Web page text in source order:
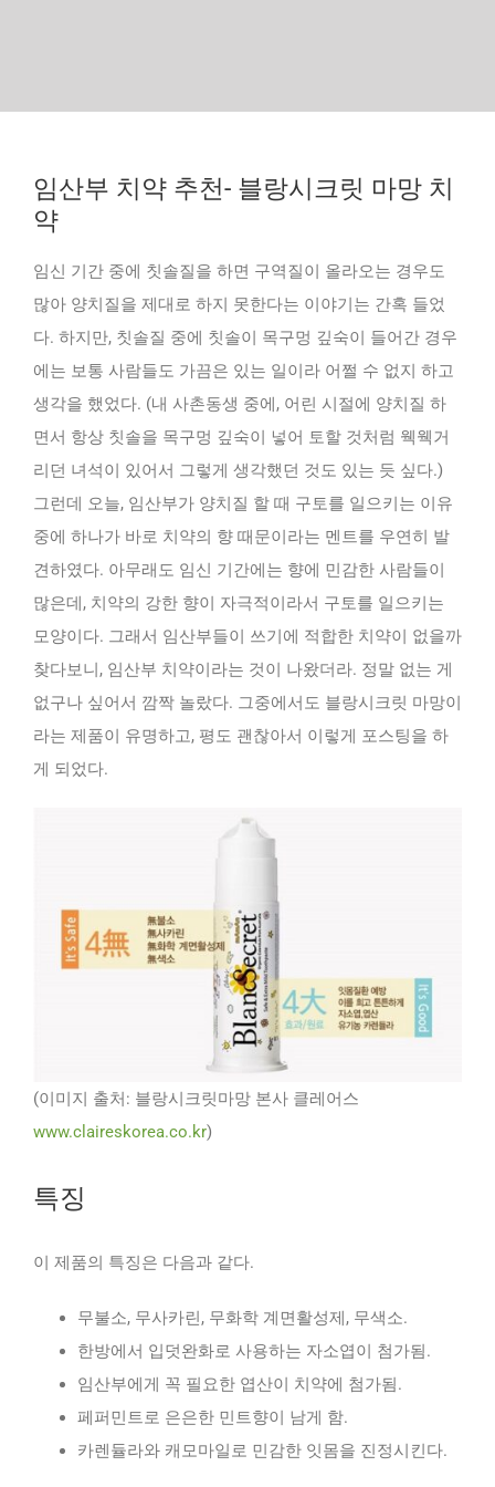
임산부 치약 추천- 블랑시크릿 마망 치
약
임신 기간 중에 칫솔질을 하면 구역질이 올라오는 경우도
많아 양치질을 제대로 하지 못한다는 이야기는 간혹 들었
다. 하지만, 칫솔질 중에 칫솔이 목구멍 깊숙이 들어간 경우
에는 보통 사람들도 가끔은 있는 일이라 어쩔 수 없지 하고
생각을 했었다. (내 사촌동생 중에, 어린 시절에 양치질 하
면서 항상 칫솔을 목구멍 깊숙이 넣어 토할 것처럼 웩웩거
리던 녀석이 있어서 그렇게 생각했던 것도 있는 듯 싶다.)
그런데 오늘, 임산부가 양치질 할 때 구토를 일으키는 이유
중에 하나가 바로 치약의 향 때문이라는 멘트를 우연히 발
견하였다. 아무래도 임신 기간에는 향에 민감한 사람들이
많은데, 치약의 강한 향이 자극적이라서 구토를 일으키는
모양이다. 그래서 임산부들이 쓰기에 적합한 치약이 없을까
찾다보니, 임산부 치약이라는 것이 나왔더라. 정말 없는 게
없구나 싶어서 깜짝 놀랐다. 그중에서도 블랑시크릿 마망이
라는 제품이 유명하고, 평도 괜찮아서 이렇게 포스팅을 하
게 되었다.
(이미지 출처: 블랑시크릿마망 본사 클레어스
www.claireskorea.co.kr)
특징
이 제품의 특징은 다음과 같다.
무불소, 무사카린, 무화학 계면활성제, 무색소.
한방에서 입덧완화로 사용하는 자소엽이 첨가됨.
임산부에게 꼭 필요한 엽산이 치약에 첨가됨.
페퍼민트로 은은한 민트향이 남게 함.
카렌듈라와 캐모마일로 민감한 잇몸을 진정시킨다.